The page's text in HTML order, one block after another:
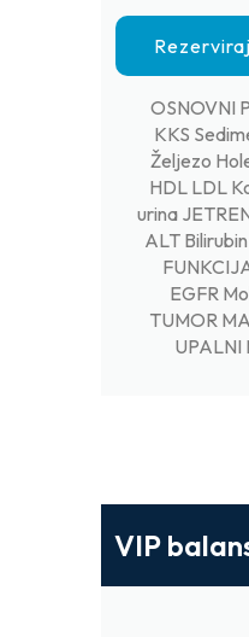
OSNOVNI
KKS
Željezo
HDL LDL
urina
ALT
EGFR
TUMOR
UPALNI
VIP